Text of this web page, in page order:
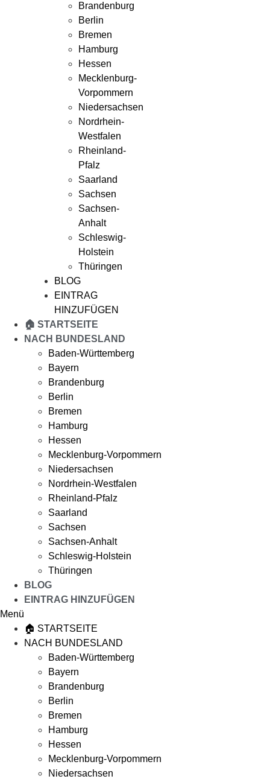
Brandenburg
Berlin
Bremen
Hamburg
Hessen
Mecklenburg-
Vorpommern
Niedersachsen
Nordrhein-
Westfalen
Rheinland-
Pfalz
Saarland
Sachsen
Sachsen-
Anhalt
Schleswig-
Holstein
Thüringen
BLOG
EINTRAG
HINZUFÜGEN
🏠 STARTSEITE
NACH BUNDESLAND
Baden-Württemberg
Bayern
Brandenburg
Berlin
Bremen
Hamburg
Hessen
Mecklenburg-Vorpommern
Niedersachsen
Nordrhein-Westfalen
Rheinland-Pfalz
Saarland
Sachsen
Sachsen-Anhalt
Schleswig-Holstein
Thüringen
BLOG
EINTRAG HINZUFÜGEN
Menü
🏠 STARTSEITE
NACH BUNDESLAND
Baden-Württemberg
Bayern
Brandenburg
Berlin
Bremen
Hamburg
Hessen
Mecklenburg-Vorpommern
Niedersachsen